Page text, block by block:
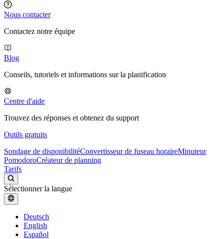
Nous contacter
Contactez notre équipe
Blog
Conseils, tutoriels et informations sur la planification
Centre d'aide
Trouvez des réponses et obtenez du support
Outils gratuits
Sondage de disponibilitéConvertisseur de fuseau horaireMinuteur
PomodoroCréateur de planning
Tarifs
Sélectionner la langue
Deutsch
English
Español